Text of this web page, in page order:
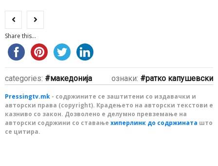
Share this...
categories: македонија ознаки: ратко капушевски
Pressingtv.mk - содржините се заштитени со издавачки и
авторски права (copyright). Крадењето на авторски текстови е
казниво со закон. Дозволено е делумно превземање на
авторски содржини со ставање хиперлинк до содржината што
се цитира.